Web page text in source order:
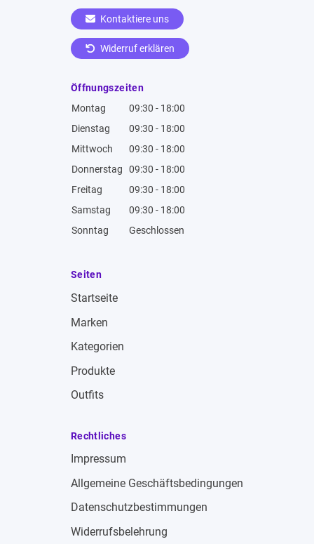
Kontaktiere uns
Widerruf erklären
Öffnungszeiten
Montag
09:30 - 18:00
Dienstag
09:30 - 18:00
Mittwoch
09:30 - 18:00
Donnerstag
09:30 - 18:00
Freitag
09:30 - 18:00
Samstag
09:30 - 18:00
Sonntag
Geschlossen
Seiten
Startseite
Marken
Kategorien
Produkte
Outfits
Rechtliches
Impressum
Allgemeine Geschäftsbedingungen
Datenschutzbestimmungen
Widerrufsbelehrung